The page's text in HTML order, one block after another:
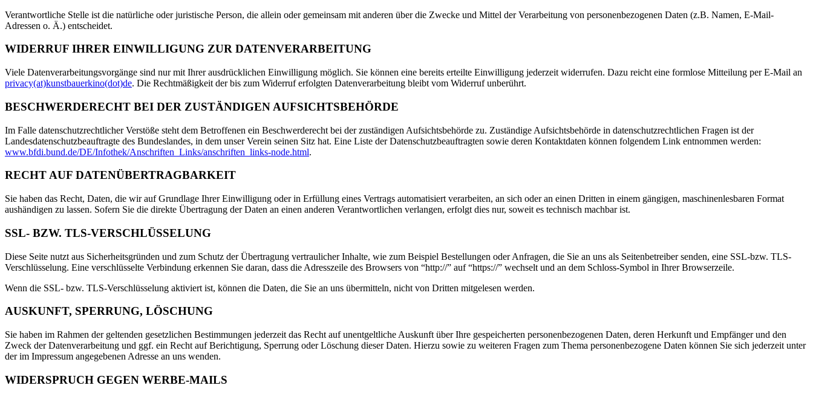
Verantwortliche Stelle ist die natürliche oder juristische Person, die allein oder gemeinsam mit anderen über die Zwecke und Mittel der Verarbeitung von personenbezogenen Daten (z.B. Namen, E-Mail-
Adressen o. Ä.) entscheidet.
WIDERRUF IHRER EINWILLIGUNG ZUR DATENVERARBEITUNG
Viele Datenverarbeitungsvorgänge sind nur mit Ihrer ausdrücklichen Einwilligung möglich. Sie können eine bereits erteilte Einwilligung jederzeit widerrufen. Dazu reicht eine formlose Mitteilung per E-Mail an
privacy(at)kunstbauerkino(dot)de. Die Rechtmäßigkeit der bis zum Widerruf erfolgten Datenverarbeitung bleibt vom Widerruf unberührt.
BESCHWERDERECHT BEI DER ZUSTÄNDIGEN AUFSICHTSBEHÖRDE
Im Falle datenschutzrechtlicher Verstöße steht dem Betroffenen ein Beschwerderecht bei der zuständigen Aufsichtsbehörde zu. Zuständige Aufsichtsbehörde in datenschutzrechtlichen Fragen ist der
Landesdatenschutzbeauftragte des Bundeslandes, in dem unser Verein seinen Sitz hat. Eine Liste der Datenschutzbeauftragten sowie deren Kontaktdaten können folgendem Link entnommen werden:
www.bfdi.bund.de/DE/Infothek/Anschriften_Links/anschriften_links-node.html.
RECHT AUF DATENÜBERTRAGBARKEIT
Sie haben das Recht, Daten, die wir auf Grundlage Ihrer Einwilligung oder in Erfüllung eines Vertrags automatisiert verarbeiten, an sich oder an einen Dritten in einem gängigen, maschinenlesbaren Format
aushändigen zu lassen. Sofern Sie die direkte Übertragung der Daten an einen anderen Verantwortlichen verlangen, erfolgt dies nur, soweit es technisch machbar ist.
SSL- BZW. TLS-VERSCHLÜSSELUNG
Diese Seite nutzt aus Sicherheitsgründen und zum Schutz der Übertragung vertraulicher Inhalte, wie zum Beispiel Bestellungen oder Anfragen, die Sie an uns als Seitenbetreiber senden, eine SSL-bzw. TLS-
Verschlüsselung. Eine verschlüsselte Verbindung erkennen Sie daran, dass die Adresszeile des Browsers von “http://” auf “https://” wechselt und an dem Schloss-Symbol in Ihrer Browserzeile.
Wenn die SSL- bzw. TLS-Verschlüsselung aktiviert ist, können die Daten, die Sie an uns übermitteln, nicht von Dritten mitgelesen werden.
AUSKUNFT, SPERRUNG, LÖSCHUNG
Sie haben im Rahmen der geltenden gesetzlichen Bestimmungen jederzeit das Recht auf unentgeltliche Auskunft über Ihre gespeicherten personenbezogenen Daten, deren Herkunft und Empfänger und den
Zweck der Datenverarbeitung und ggf. ein Recht auf Berichtigung, Sperrung oder Löschung dieser Daten. Hierzu sowie zu weiteren Fragen zum Thema personenbezogene Daten können Sie sich jederzeit unter
der im Impressum angegebenen Adresse an uns wenden.
WIDERSPRUCH GEGEN WERBE-MAILS